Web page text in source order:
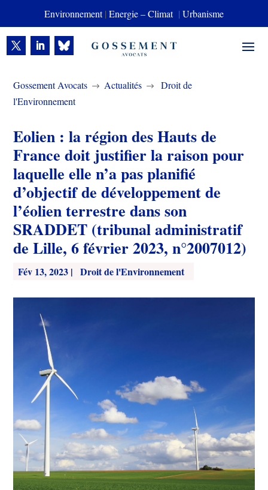
Environnement| Energie – Climat | Urbanisme
Gossement Avocats $ Actualités $
Droit de
l'Environnement
Eolien : la région des Hauts de
France doit justifier la raison pour
laquelle elle n’a pas planifié
d’objectif de développement de
l’éolien terrestre dans son
SRADDET (tribunal administratif
de Lille, 6 février 2023, n°2007012)
Fév 13, 2023 | Droit de l'Environnement